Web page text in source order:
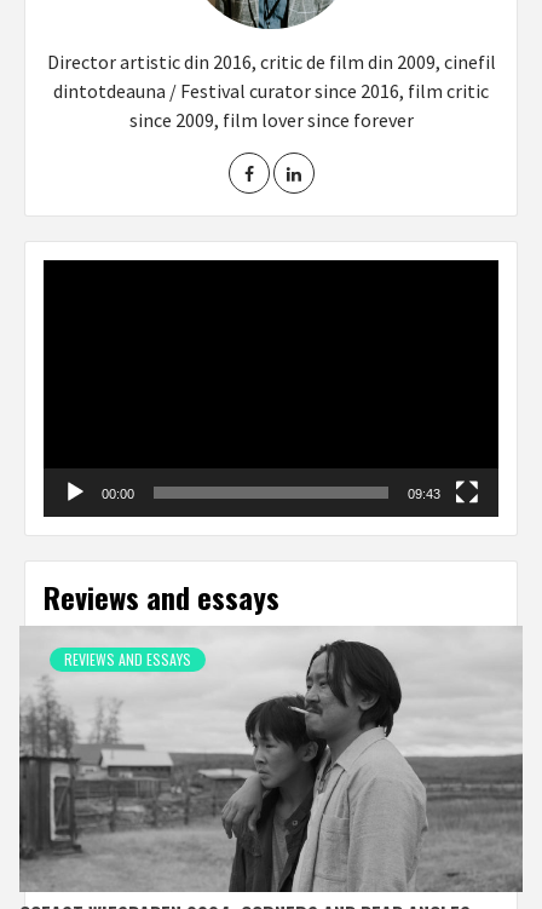
Director artistic din 2016, critic de film din 2009, cinefil
dintotdeauna / Festival curator since 2016, film critic
since 2009, film lover since forever
00:00 09:43
Reviews and essays
REVIEWS AND ESSAYS